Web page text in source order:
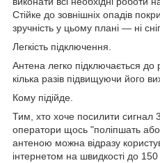
Стійке до зовнішніх опадів
зручність у цьому плані — ні
Легкість підключення.
Антена легко підключається
кілька разів підвищуючи його
Кому підійде.
Тим, хто хоче посилити сигнал
оператори щось "поліпшать
антеною можна відразу
інтернетом на швидкості до